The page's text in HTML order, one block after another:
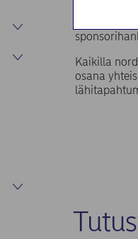
Kaikilla
osana